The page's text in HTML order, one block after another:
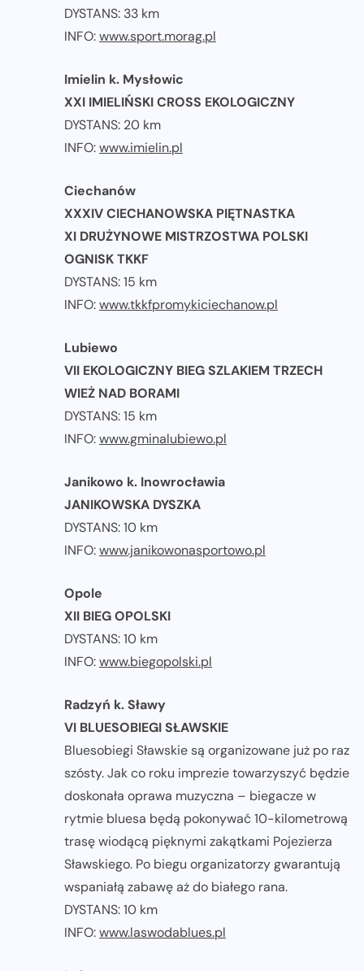
DYSTANS: 33 km
INFO:www.sport.morag.pl
Imielin k. Mysłowic
XXI IMIELIŃSKI CROSS EKOLOGICZNY
DYSTANS: 20 km
INFO:www.imielin.pl
Ciechanów
XXXIV CIECHANOWSKA PIĘTNASTKA
XI DRUŻYNOWE MISTRZOSTWA POLSKI
OGNISK TKKF
DYSTANS: 15 km
INFO:www.tkkfpromykiciechanow.pl
Lubiewo
VII EKOLOGICZNY BIEG SZLAKIEM TRZECH
WIEŻ NAD BORAMI
DYSTANS: 15 km
INFO:www.gminalubiewo.pl
Janikowo k. Inowrocławia
JANIKOWSKA DYSZKA
DYSTANS: 10 km
INFO:www.janikowonasportowo.pl
Opole
XII BIEG OPOLSKI
DYSTANS: 10 km
INFO:www.biegopolski.pl
Radzyń k. Sławy
VI BLUESOBIEGI SŁAWSKIE
Bluesobiegi Sławskie są organizowane już po raz
szósty. Jak co roku imprezie towarzyszyć będzie
doskonała oprawa muzyczna – biegacze w
rytmie bluesa będą pokonywać 10-kilometrową
trasę wiodącą pięknymi zakątkami Pojezierza
Sławskiego. Po biegu organizatorzy gwarantują
wspaniałą zabawę aż do białego rana.
DYSTANS: 10 km
INFO:www.laswodablues.pl